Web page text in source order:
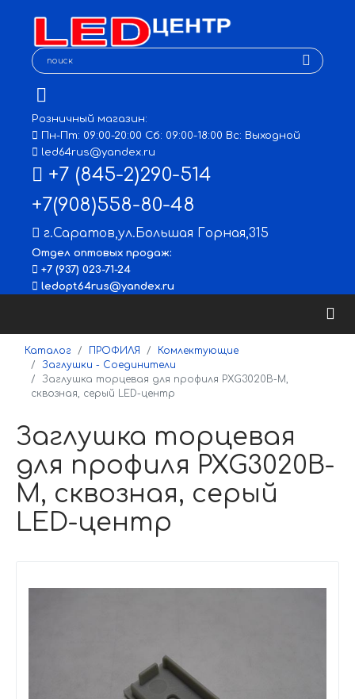
Розничный магазин:
Пн-Пт: 09:00-20:00 Сб: 09:00-18:00 Вс: Выходной
led64rus@yandex.ru
+7 (845-2)290-514
+7(908)558-80-48
г.Саратов,ул.Большая Горная,315
Отдел оптовых продаж:
+7 (937) 023-71-24
ledopt64rus@yandex.ru
Каталог ПРОФИЛЯ
Комлектующие
Заглушки - Соединители
Заглушка торцевая для профиля PXG3020B-M,
сквозная, серый LED-центр
Заглушка торцевая
для профиля PXG3020B-
M, сквозная, серый
LED-центр